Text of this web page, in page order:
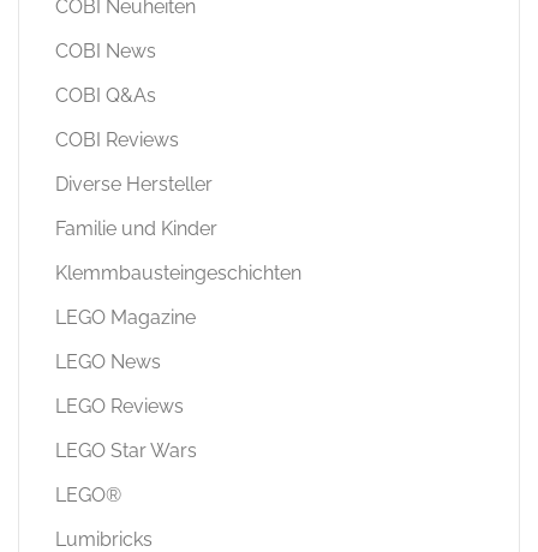
COBI Neuheiten
COBI News
COBI Q&As
COBI Reviews
Diverse Hersteller
Familie und Kinder
Klemmbausteingeschichten
LEGO Magazine
LEGO News
LEGO Reviews
LEGO Star Wars
LEGO®
Lumibricks